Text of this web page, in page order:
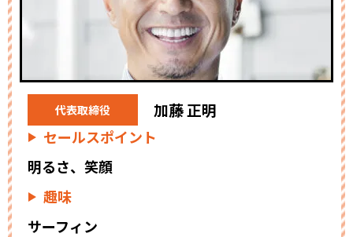
代表取締役 加藤 正明
セールスポイント
明るさ、笑顔
趣味
サーフィン